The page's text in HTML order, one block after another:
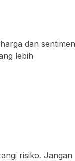
dan sentimen
lebih
risiko. Jangan